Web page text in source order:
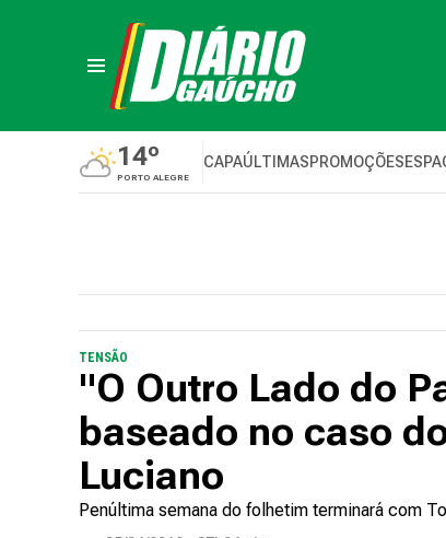
14º
PORTO ALEGRE
CAPAÚLTIMASPROMOÇÕES
TENSÃO
"O Outro Lado do
baseado no caso
Luciano
Penúltima semana do folhetim terminará com